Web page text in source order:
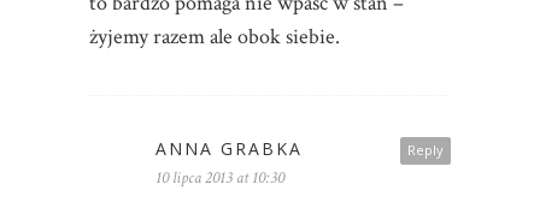
żyjemy razem ale obok siebie.
Reply
ANNA GRABKA
10 lipca 2013 at 10:30